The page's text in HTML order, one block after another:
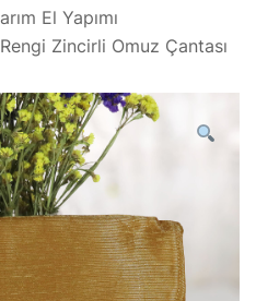
El Yapımı
Zincirli Omuz Çantası